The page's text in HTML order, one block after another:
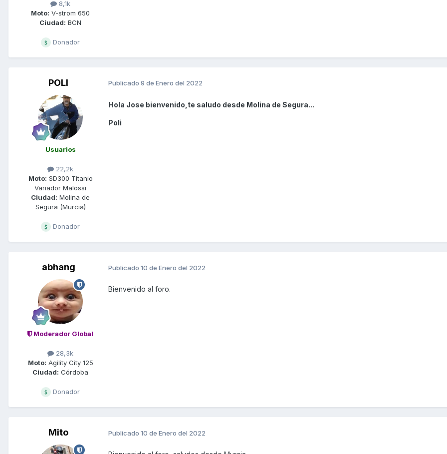
8,1k
Moto: V-strom 650
Ciudad: BCN
Donador
POLI
Usuarios
22,2k
Moto: SD300 Titanio
Variador Malossi
Ciudad: Molina de
Segura (Murcia)
Donador
Publicado 9 de Enero del 2022
Hola Jose bienvenido,te saludo desde Molina de Segura...
Poli
abhang
Moderador Global
28,3k
Moto: Agility City 125
Ciudad: Córdoba
Donador
Publicado 10 de Enero del 2022
Bienvenido al foro.
Mito Publicado 10 de Enero del 2022